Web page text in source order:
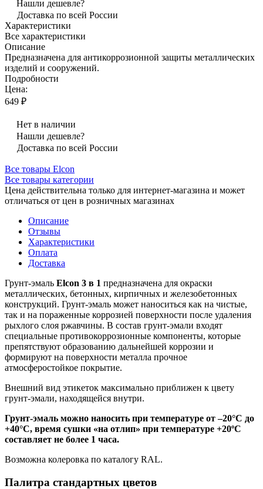
Нашли дешевле?
Доставка по всей России
Характеристики
Все характеристики
Описание
Предназначена для антикоррозионной защиты металлических
изделий и сооружений.
Подробности
Цена:
649 ₽
Нет в наличии
Нашли дешевле?
Доставка по всей России
Все товары Elcon
Все товары категории
Цена действительна только для интернет-магазина и может
отличаться от цен в розничных магазинах
Описание
Отзывы
Характеристики
Оплата
Доставка
Грунт-эмаль Elcon 3 в 1 предназначена для окраски
металлических, бетонных, кирпичных и железобетонных
конструкций. Грунт-эмаль может наноситься как на чистые,
так и на пораженные коррозией поверхности после удаления
рыхлого слоя ржавчины. В состав грунт-эмали входят
специальные противокоррозионные компоненты, которые
препятствуют образованию дальнейшей коррозии и
формируют на поверхности металла прочное
атмосферостойкое покрытие.
Внешний вид этикеток максимально приближен к цвету
грунт-эмали, находящейся внутри.
Грунт-эмаль можно наносить при температуре от –20°С до
+40°С, время сушки «на отлип» при температуре +20ºС
составляет не более 1 часа.
Возможна колеровка по каталогу RAL.
Палитра стандартных цветов